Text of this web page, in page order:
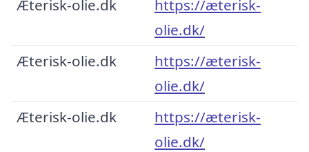
Æterisk-olie.dk
https://æterisk-
olie.dk/
Æterisk-olie.dk
https://æterisk-
olie.dk/
Æterisk-olie.dk
https://æterisk-
olie.dk/